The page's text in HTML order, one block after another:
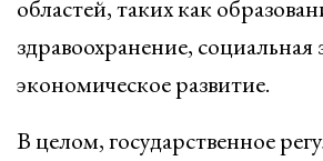
областей, таких как
здравоохранение, социальная
экономическое развитие.
В целом, государственное